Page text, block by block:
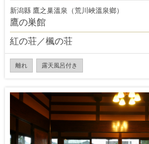
新潟縣 鷹之巢溫泉（荒川峽溫泉鄉）
鷹の巣館
紅の荘／楓の荘
離れ 露天風呂付き